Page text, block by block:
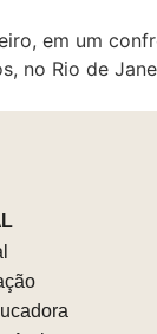
em um
no Rio de